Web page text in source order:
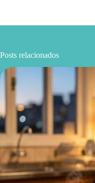
Posts relacionados